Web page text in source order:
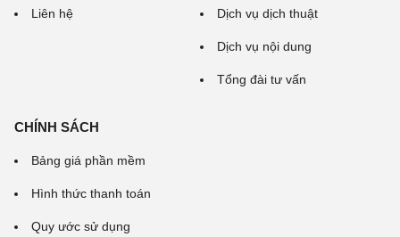
Liên hệ Dịch vụ dịch thuật
Dịch vụ nội dung
Tổng đài tư vấn
CHÍNH SÁCH
Bảng giá phần mềm
Hình thức thanh toán
Quy ước sử dụng